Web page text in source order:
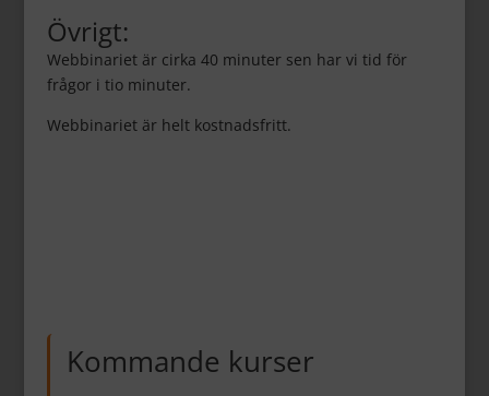
Övrigt:
Webbinariet är cirka 40 minuter sen har vi tid för
frågor i tio minuter.
Webbinariet är helt kostnadsfritt.
Kommande kurser